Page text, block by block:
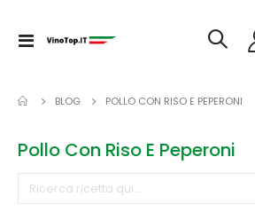
Toggle
BLOG POLLO CON RISO E PEPERONI
Pollo Con Riso E Peperoni